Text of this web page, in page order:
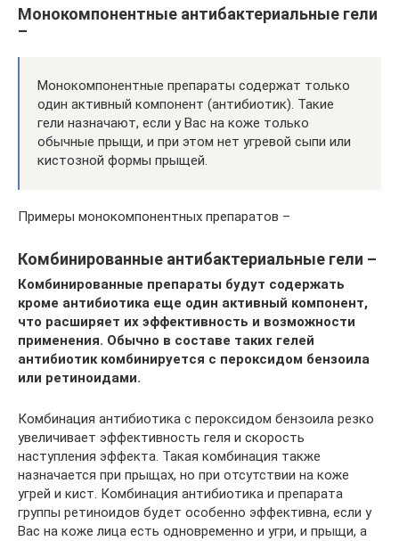
Монокомпонентные антибактериальные гели
–
Монокомпонентные препараты содержат только
один активный компонент (антибиотик). Такие
гели назначают, если у Вас на коже только
обычные прыщи, и при этом нет угревой сыпи или
кистозной формы прыщей.
Примеры монокомпонентных препаратов –
Комбинированные антибактериальные гели –
Комбинированные препараты будут содержать
кроме антибиотика еще один активный компонент,
что расширяет их эффективность и возможности
применения. Обычно в составе таких гелей
антибиотик комбинируется с пероксидом бензоила
или ретиноидами.
Комбинация антибиотика с пероксидом бензоила резко
увеличивает эффективность геля и скорость
наступления эффекта. Такая комбинация также
назначается при прыщах, но при отсутствии на коже
угрей и кист. Комбинация антибиотика и препарата
группы ретиноидов будет особенно эффективна, если у
Вас на коже лица есть одновременно и угри, и прыщи, а